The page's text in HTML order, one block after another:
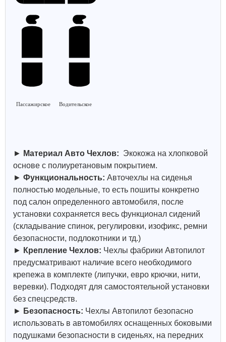
Пассажирское Водительское
► Материал Авто Чехлов: Экокожа на хлопковой
основе с полиуретановым покрытием.
► Функциональность: Авточехлы на сиденья
полностью модельные, то есть пошиты конкретно
под салон определенного автомобиля, после
установки сохраняется весь функционал сидений
(складывание спинок, регулировки, изофикс, ремни
безопасности, подлокотники и тд.)
► Крепление Чехлов: Чехлы фабрики Автопилот
предусматривают наличие всего необходимого
крепежа в комплекте (липучки, евро крючки, нити,
веревки). Подходят для самостоятельной установки
без спецсредств.
► Безопасность: Чехлы Автопилот безопасно
использовать в автомобилях оснащенных боковыми
подушками безопасности в сиденьях, на передних